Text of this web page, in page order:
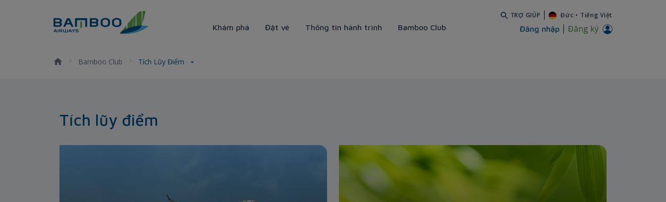
Khám phá Đặt vé Thông tin hành trình Bamboo Club
TRỢ GIÚP Đức • Tiếng Việt
Đăng nhập Đăng ký
Tích lũy điểm - Bamboo Airways
Bamboo Club Tích Lũy Điểm
Tích lũy điểm